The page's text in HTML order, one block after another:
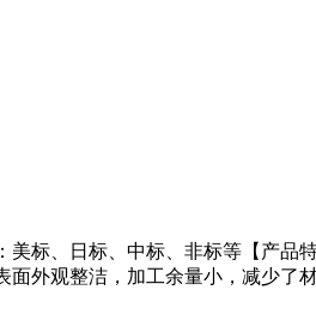
标、日标、中标、非标等【产
外观整洁，加工余量小，减少了